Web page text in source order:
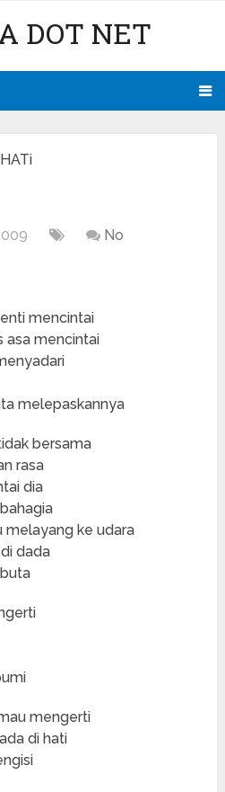
DOT NET
No
mencintai
asa mencintai
melepaskannya
bersama
rasa
dia
melayang ke udara
dada
mengerti
di hati